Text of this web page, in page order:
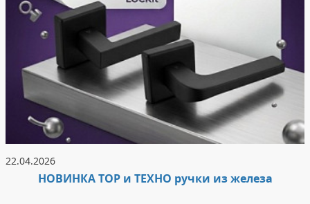
22.04.2026
НОВИНКА ТОР и ТЕХНО ручки из железа